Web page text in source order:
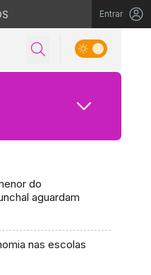
Entrar
do
aguardam
nas escolas